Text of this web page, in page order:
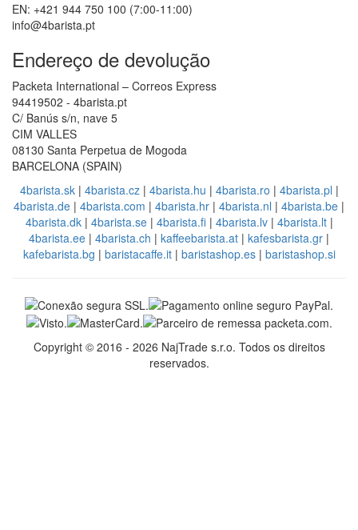
EN: +421 944 750 100 (7:00-11:00)
info@4barista.pt
Endereço de devolução
Packeta International – Correos Express
94419502 - 4barista.pt
C/ Banús s/n, nave 5
CIM VALLES
08130 Santa Perpetua de Mogoda
BARCELONA (SPAIN)
4barista.sk| 4barista.cz| 4barista.hu | 4barista.ro | 4barista.pl |
4barista.de | 4barista.com | 4barista.hr | 4barista.nl | 4barista.be |
4barista.dk| 4barista.se| 4barista.fi| 4barista.lv| 4barista.lt|
4barista.ee | 4barista.ch | kaffeebarista.at | kafesbarista.gr |
kafebarista.bg | baristacaffe.it| baristashop.es| baristashop.si
Copyright © 2016 - 2026 NajTrade s.r.o. Todos os direitos
reservados.